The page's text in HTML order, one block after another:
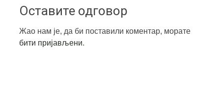
Оставите одговор
Жао нам је, да би поставили коментар, морате
бити пријављени.